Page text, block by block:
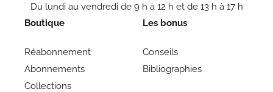
Du lundi au vendredi de 9 h à 12 h et de 13 h à 17 h
Boutique
Réabonnement
Abonnements
Collections
Les bonus
Conseils
Bibliographies